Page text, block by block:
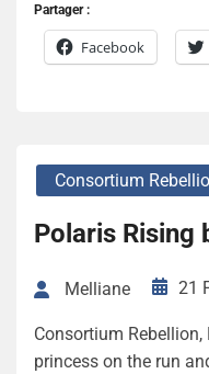
Partager :
Facebook
Consortium
Polaris Rising
Melliane 21
Consortium
princess on the run